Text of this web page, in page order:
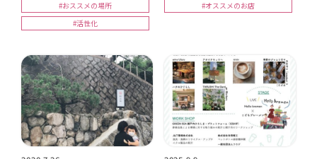
#おススメの場所
#活性化
#オススメのお店